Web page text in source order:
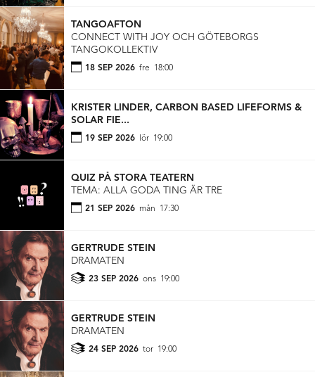
TANGOAFTON
CONNECT WITH JOY OCH GÖTEBORGS
TANGOKOLLEKTIV
18 SEP 2026 fre 18:00
KRISTER LINDER, CARBON BASED LIFEFORMS &
SOLAR FIE...
19 SEP 2026 lör 19:00
QUIZ PÅ STORA TEATERN
TEMA: ALLA GODA TING ÄR TRE
21 SEP 2026 mån 17:30
GERTRUDE STEIN
DRAMATEN
23 SEP 2026 ons 19:00
GERTRUDE STEIN
DRAMATEN
24 SEP 2026 tor 19:00